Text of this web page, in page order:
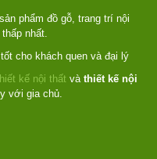
phẩm đồ gỗ, trang trí nội
nhất.
cho khách quen và đại lý
kế nội thất và thiết kế nội
với gia chủ.